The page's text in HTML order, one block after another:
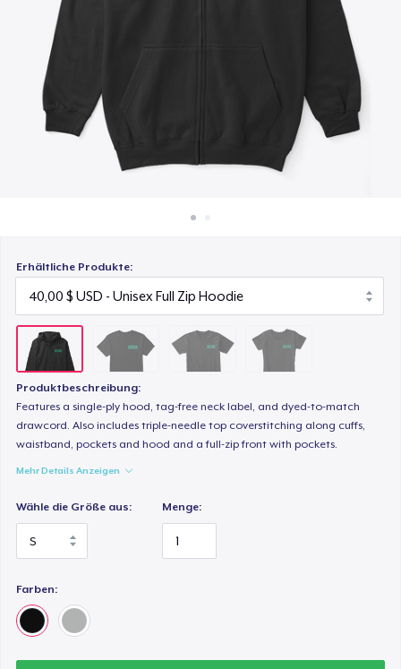
Erhältliche Produkte:
Produktbeschreibung:
Features a single-ply hood, tag-free neck label, and dyed-to-match
drawcord. Also includes triple-needle top coverstitching along cuffs,
waistband, pockets and hood and a full-zip front with pockets.
Mehr Details Anzeigen
Wähle die Größe aus: Menge:
Farben:
Women's Comfort Tee
25,00 $